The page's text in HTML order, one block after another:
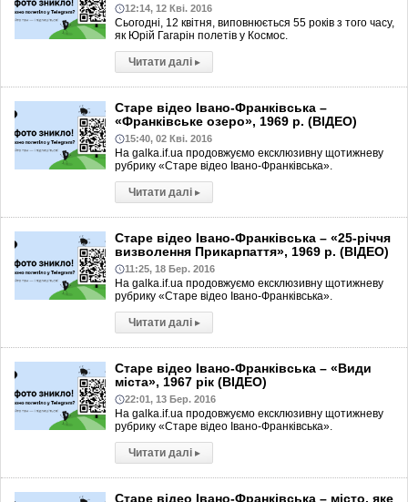
12:14, 12 Кві. 2016
Сьогодні, 12 квітня, виповнюється 55 років з того часу,
як Юрій Гагарін полетів у Космос.
Читати далі ▸
Старе відео Івано-Франківська –
«Франківське озеро», 1969 р. (ВІДЕО)
15:40, 02 Кві. 2016
На galka.if.ua продовжуємо ексклюзивну щотижневу
рубрику «Старе відео Івано-Франківська».
Читати далі ▸
Старе відео Івано-Франківська – «25-річчя
визволення Прикарпаття», 1969 р. (ВІДЕО)
11:25, 18 Бер. 2016
На galka.if.ua продовжуємо ексклюзивну щотижневу
рубрику «Старе відео Івано-Франківська».
Читати далі ▸
Старе відео Івано-Франківська – «Види
міста», 1967 рік (ВІДЕО)
22:01, 13 Бер. 2016
На galka.if.ua продовжуємо ексклюзивну щотижневу
рубрику «Старе відео Івано-Франківська».
Читати далі ▸
Старе відео Івано-Франківська – місто, яке